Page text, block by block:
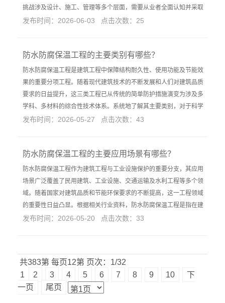
挑战涉及设计、施工、管理等多个层面，需要从业者全面认知并采取
发布时间：2026-06-03 点击次数：25
防水防腐保温工程的主要类别有哪些？
防水防腐保温工程是建筑工程中保障结构耐久性、使用功能及节能效
果的重要分项工程。随着现代建筑技术的不断发展和人们对建筑品质
要求的日益提升，这三类工程已从传统的简单防护措施演变为涉及多
学科、多材料的综合性技术体系。系统地了解其主要类别，对于科学
发布时间：2026-05-27 点击次数：43
防水防腐保温工程的主要应用场景有哪些？
防水防腐保温工程作为建筑工程与工业设施保护的重要分支，其应用
场景广泛覆盖了民用建筑、工业设施、交通运输及水利工程等多个领
域。随着国家对建筑品质和节能环保要求的不断提高，这一工程领域
的重要性日益凸显。根据相关行业资料，防水防腐保温工程是指在建
发布时间：2026-05-20 点击次数：33
共383第 每页12第 页次：1/32
1
2 3 4 5 6 7 8 9 10
下
一页
尾页